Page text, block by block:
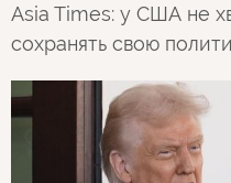
Asia Times: у США не
сохранять свою